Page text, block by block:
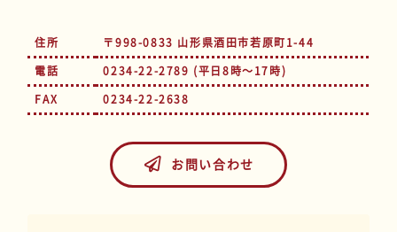
住所
〒998-0833 山形県酒田市若原町1-44
電話
0234-22-2789 (平日8時～17時)
FAX
0234-22-2638
お問い合わせ